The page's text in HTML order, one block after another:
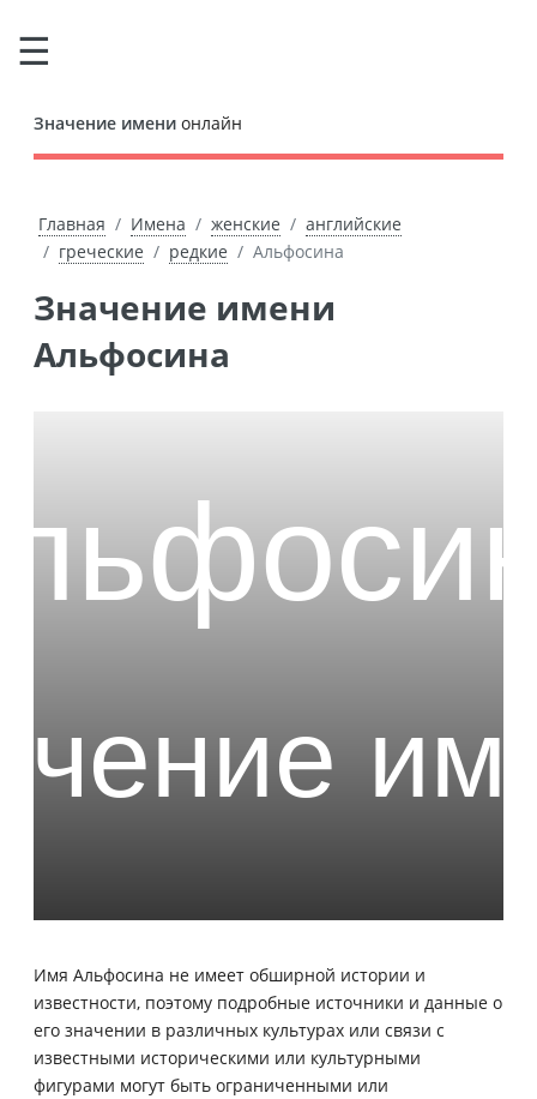
Значение имени онлайн
Главная Имена женские
английские
греческие
редкие Альфосина
Значение имени
Альфосина
Имя Альфосина не имеет обширной истории и
известности, поэтому подробные источники и данные о
его значении в различных культурах или связи с
известными историческими или культурными
фигурами могут быть ограниченными или